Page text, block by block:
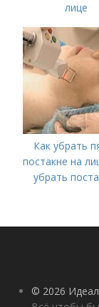
лице
Как убрать
постакне на
убрать
© 2026